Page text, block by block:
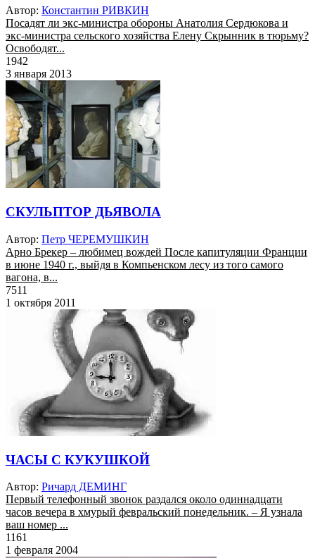
Автор: Константин РИВКИН
Посадят ли экс-министра обороны Анатолия Сердюкова и
экс-министра сельского хозяйства Елену Скрынник в тюрьму?
Освободят...
1942
3 января 2013
СКУЛЬПТОР ДЬЯВОЛА
Автор: Петр ЧЕРЕМУШКИН
Арно Брекер – любимец вождей После капитуляции Франции
в июне 1940 г., выйдя в Компьенском лесу из того самого
вагона, в...
7511
1 октября 2011
ЧАСЫ С КУКУШКОЙ
Автор: Ричард ДЕМИНГ
Первый телефонный звонок раздался около одиннадцати
часов вечера в хмурый февральский понедельник. – Я узнала
ваш номер ...
1161
1 февраля 2004